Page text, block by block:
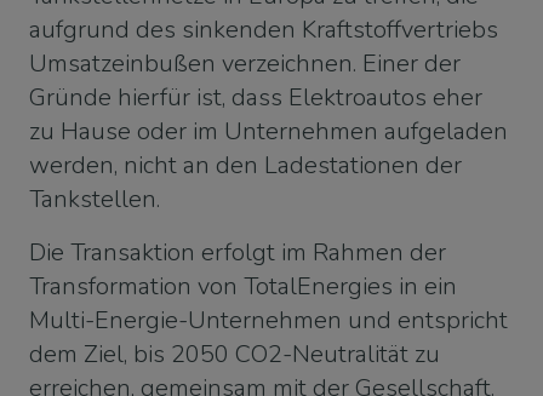
aufgrund des sinkenden Kraftstoffvertriebs
Umsatzeinbußen verzeichnen. Einer der
Gründe hierfür ist, dass Elektroautos eher
zu Hause oder im Unternehmen aufgeladen
werden, nicht an den Ladestationen der
Tankstellen.
Die Transaktion erfolgt im Rahmen der
Transformation von TotalEnergies in ein
Multi-Energie-Unternehmen und entspricht
dem Ziel, bis 2050 CO2-Neutralität zu
erreichen, gemeinsam mit der Gesellschaft.